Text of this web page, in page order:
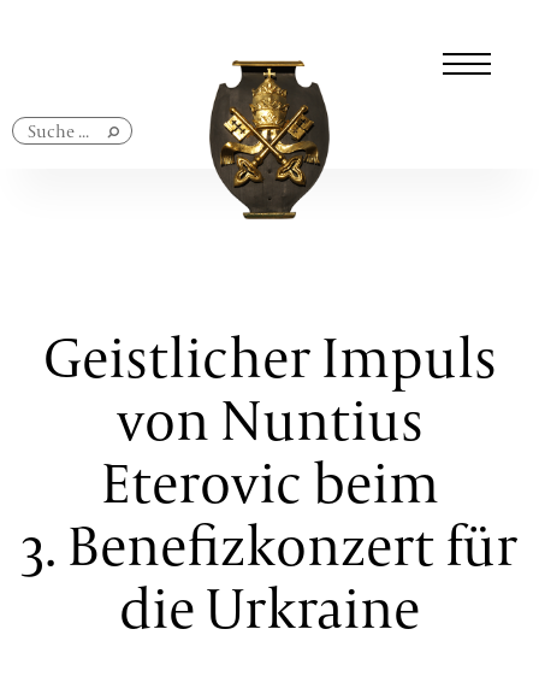
Geistlicher Impuls
von Nuntius
Eterovic beim
3. Benefizkonzert für
die Urkraine